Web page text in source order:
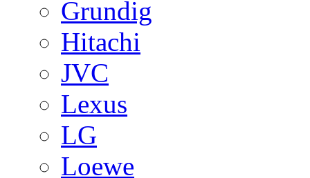
Grundig
Hitachi
JVC
Lexus
LG
Loewe